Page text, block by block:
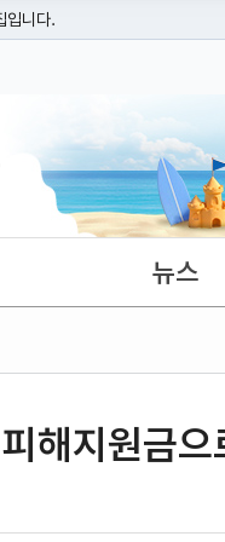
입니다.
용하고 있다면 아래 URL에서
뉴스
해지원금